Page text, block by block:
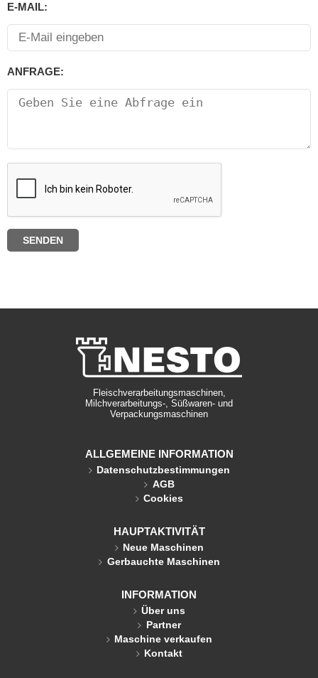
E-MAIL:
ANFRAGE:
Fleischverarbeitungsmaschinen,
Milchverarbeitungs-, Süßwaren- und
Verpackungsmaschinen
ALLGEMEINE INFORMATION
Datenschutzbestimmungen
AGB
Cookies
HAUPTAKTIVITÄT
Neue Maschinen
Gerbauchte Maschinen
INFORMATION
Über uns
Partner
Maschine verkaufen
Kontakt